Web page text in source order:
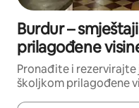
Burdur –
prilagođene
Pronađite i rezervirajte
školjkom prilagođene